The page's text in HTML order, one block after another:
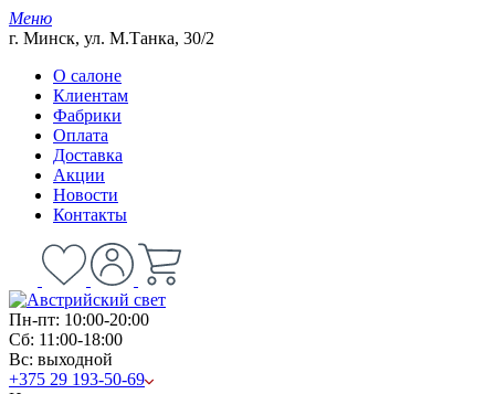
Меню
г. Минск, ул. М.Танка, 30/2
О салоне
Клиентам
Фабрики
Оплата
Доставка
Акции
Новости
Контакты
Пн-пт: 10:00-20:00
Сб: 11:00-18:00
Вс: выходной
+375 29 193-50-69